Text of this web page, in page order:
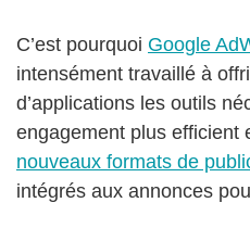
C’est pourquoi Google
intensément travaillé à
d’applications les outils
engagement plus efficient
nouveaux formats de
intégrés aux annonces